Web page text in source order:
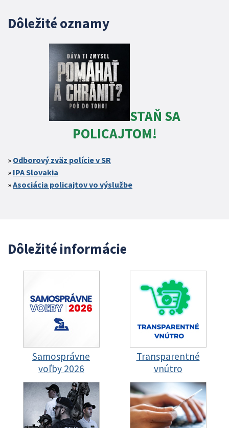
Dôležité oznamy
STAŇ SA
POLICAJTOM!
Odborový zväz polície v SR
IPA Slovakia
Asociácia policajtov vo výslužbe
Dôležité informácie
Samosprávne
voľby 2026
Transparentné
vnútro